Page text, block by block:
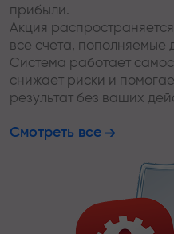
прибыли.
Акция
все счета, пополняемые
Система работает
снижает риски и
результат без ваших
Смотреть все